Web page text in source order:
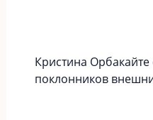
Кристина Орбакайте
поклонников